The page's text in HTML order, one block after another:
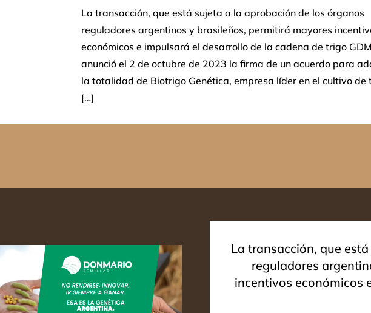
La transacción, que está sujeta a la aprobación de los órganos
reguladores argentinos y brasileños, permitirá mayores
económicos e impulsará el desarrollo de la cadena de trigo GDM
anunció el 2 de octubre de 2023 la firma de un acuerdo para
la totalidad de Biotrigo Genética, empresa líder en el cultivo de
[…]
La transacción, que
reguladores
incentivos económicos